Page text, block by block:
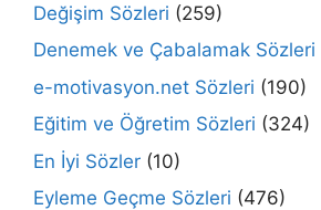
Değişim Sözleri (259)
Denemek ve Çabalamak Sözleri
e-motivasyon.net Sözleri (190)
Eğitim ve Öğretim Sözleri (324)
En İyi Sözler (10)
Eyleme Geçme Sözleri (476)